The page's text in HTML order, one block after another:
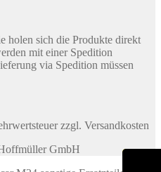
holen sich die Produkte direkt
mit einer Spedition
via Spedition müssen
zzgl. Versandkosten
GmbH